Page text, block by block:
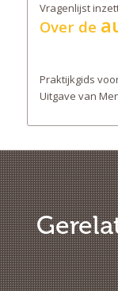
Vragenlijst
Over de
Praktijkgids
Uitgave van